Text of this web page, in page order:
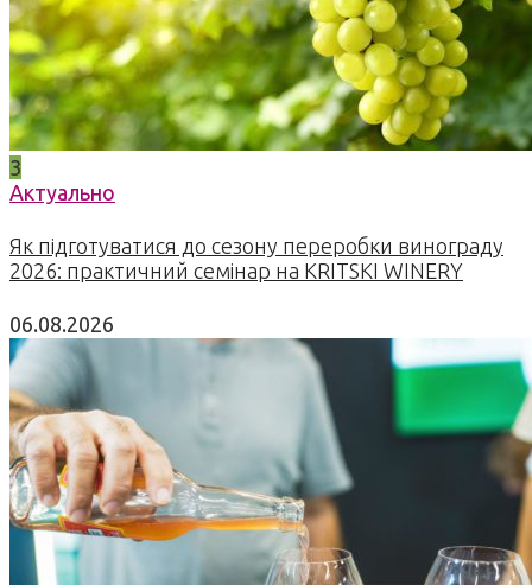
3
Актуально
Як підготуватися до сезону переробки винограду
2026: практичний семінар на KRITSKI WINERY
06.08.2026